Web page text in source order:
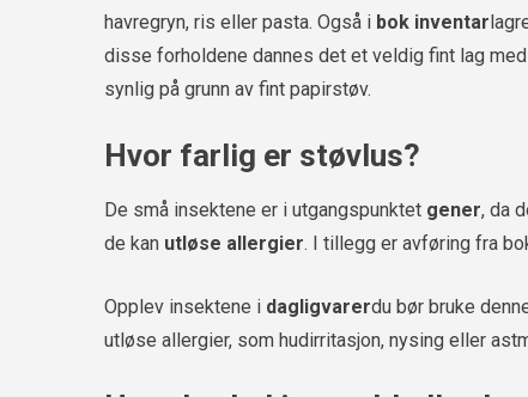
havregryn, ris eller pasta. Også i bok inventar
disse forholdene dannes det et veldig fint lag
synlig på grunn av fint papirstøv.
Hvor farlig er støvlus?
De små insektene er i utgangspunktet gener, da
de kan utløse allergier. I tillegg er avføring fra
Opplev insektene i dagligvarerdu bør bruke
utløse allergier, som hudirritasjon, nysing eller